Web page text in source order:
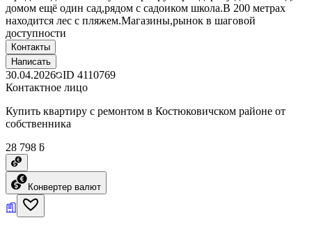
домом ещё один сад,рядом с садоиком школа.В 200 метрах
находится лес с пляжем.Магазины,рынок в шаговой
доступности
Контакты
Написать
30.04.2026 ID 4110769
Контактное лицо
Купить квартиру с ремонтом в Костюковичском районе от
собственника
28 798 ƃ
Конвертер валют